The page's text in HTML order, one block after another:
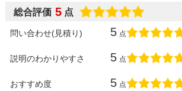
総合評価 5 点
問い合わせ(見積り) 5 点
説明のわかりやすさ 5 点
おすすめ度 5 点